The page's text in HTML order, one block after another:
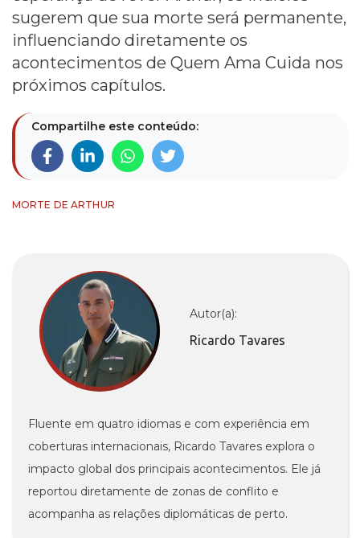
sugerem que sua morte será permanente,
influenciando diretamente os
acontecimentos de Quem Ama Cuida nos
próximos capítulos.
Compartilhe este conteúdo:
MORTE DE ARTHUR
Autor(a):
Ricardo Tavares
Fluente em quatro idiomas e com experiência em
coberturas internacionais, Ricardo Tavares explora o
impacto global dos principais acontecimentos. Ele já
reportou diretamente de zonas de conflito e
acompanha as relações diplomáticas de perto.